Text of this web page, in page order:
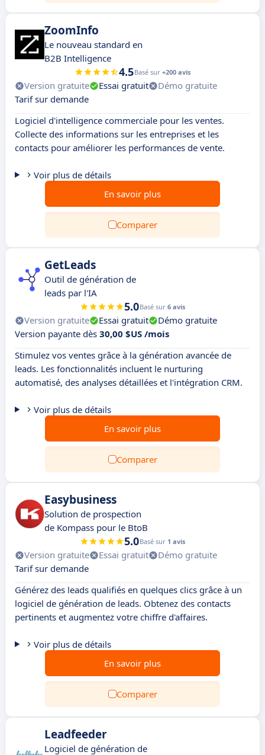
ZoomInfo
Le nouveau standard en
B2B Intelligence
4.5Basé sur +200 avis
Version gratuite Essai gratuit
Démo gratuite
Tarif sur demande
Logiciel d'intelligence commerciale pour les ventes.
Collecte des informations sur les entreprises et les
contacts pour améliorer les performances de vente.
Voir plus de détails
En savoir plus
Comparer
GetLeads
Outil de génération de
leads par l'IA
5.0Basé sur 6 avis
Version gratuite Essai gratuit
Démo gratuite
Version payante dès 30,00 $US /mois
Stimulez vos ventes grâce à la génération avancée de
leads. Les fonctionnalités incluent le nurturing
automatisé, des analyses détaillées et l'intégration CRM.
Voir plus de détails
En savoir plus
Comparer
Easybusiness
Solution de prospection
de Kompass pour le BtoB
5.0Basé sur 1 avis
Version gratuite Essai gratuit
Démo gratuite
Tarif sur demande
Générez des leads qualifiés en quelques clics grâce à un
logiciel de génération de leads. Obtenez des contacts
pertinents et augmentez votre chiffre d'affaires.
Voir plus de détails
En savoir plus
Comparer
Leadfeeder
Logiciel de génération de